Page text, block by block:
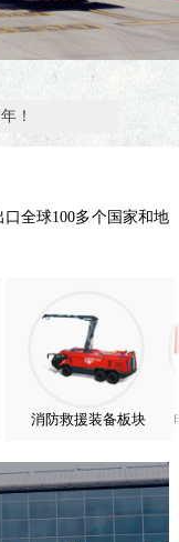
！
喜报！威海广泰ESG评级荣获AAA级 可持续发展实力获权威…
扬帆出海，聚力同行｜广大航服开启国际化新征程
全球100多个国家和地
消防救援装备板块